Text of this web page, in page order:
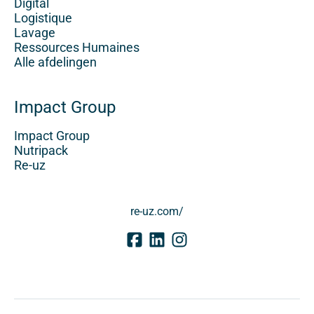
Digital
Logistique
Lavage
Ressources Humaines
Alle afdelingen
Impact Group
Impact Group
Nutripack
Re-uz
re-uz.com/